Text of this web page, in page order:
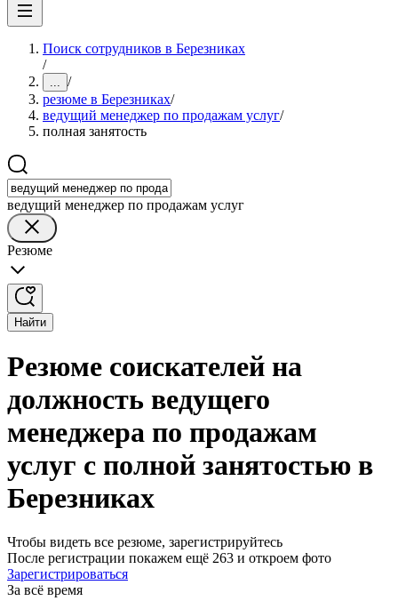
Поиск сотрудников в Березниках
/
... /
резюме в Березниках/
ведущий менеджер по продажам услуг/
полная занятость
ведущий менеджер по продажам услуг
Резюме
Найти
Резюме соискателей на
должность ведущего
менеджера по продажам
услуг с полной занятостью в
Березниках
Чтобы видеть все резюме, зарегистрируйтесь
После регистрации покажем ещё 263 и откроем фото
Зарегистрироваться
За всё время